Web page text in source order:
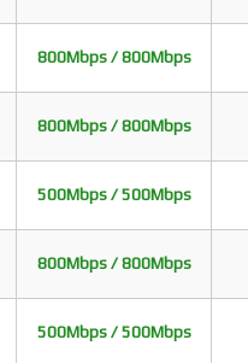
800Mbps / 800Mbps
800Mbps / 800Mbps
500Mbps / 500Mbps
800Mbps / 800Mbps
500Mbps / 500Mbps